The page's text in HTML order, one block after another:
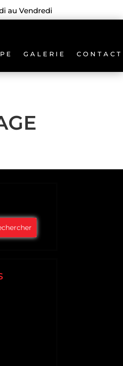
au Vendredi
GALERIE CONTACT